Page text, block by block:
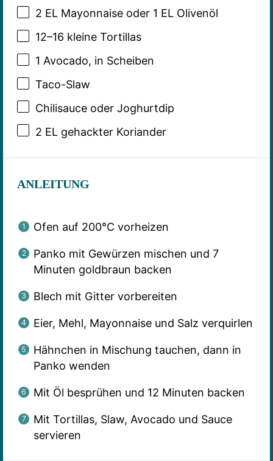
2 EL Mayonnaise oder 1 EL Olivenöl
12–16 kleine Tortillas
1 Avocado, in Scheiben
Taco-Slaw
Chilisauce oder Joghurtdip
2 EL gehackter Koriander
ANLEITUNG
Ofen auf 200°C vorheizen
Panko mit Gewürzen mischen und 7
Minuten goldbraun backen
Blech mit Gitter vorbereiten
Eier, Mehl, Mayonnaise und Salz verquirlen
Hähnchen in Mischung tauchen, dann in
Panko wenden
Mit Öl besprühen und 12 Minuten backen
Mit Tortillas, Slaw, Avocado und Sauce
servieren